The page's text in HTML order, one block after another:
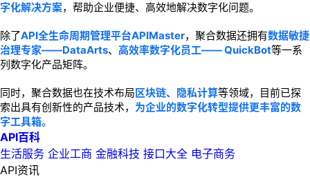
字化解决方案，帮助企业便捷、高效地解决数字化问题。
除了API全生命周期管理平台APIMaster，聚合数据还拥有数据敏捷
治理专家——DataArts、 高效率数字化员工—— QuickBot等一系
列数字化产品矩阵。
同时，聚合数据也在技术布局区块链、隐私计算等领域，目前已探
索出具有创新性的产品技术， 为企业的数字化转型提供更丰富的数
字工具箱。
API百科
生活服务 企业工商 金融科技 接口大全 电子商务
API资讯